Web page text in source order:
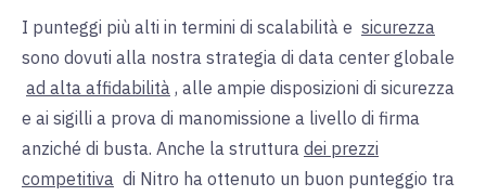
I punteggi più alti in termini di scalabilità e sicurezza
sono dovuti alla nostra strategia di data center globale
ad alta affidabilità , alle ampie disposizioni di sicurezza
e ai sigilli a prova di manomissione a livello di firma
anziché di busta. Anche la struttura dei prezzi
competitiva di Nitro ha ottenuto un buon punteggio tra